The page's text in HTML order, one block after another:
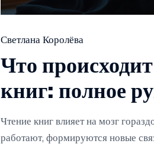
Светлана Королёва
Что
книг: полное
Чтение книг влияет на мозг
работают, формируются новые